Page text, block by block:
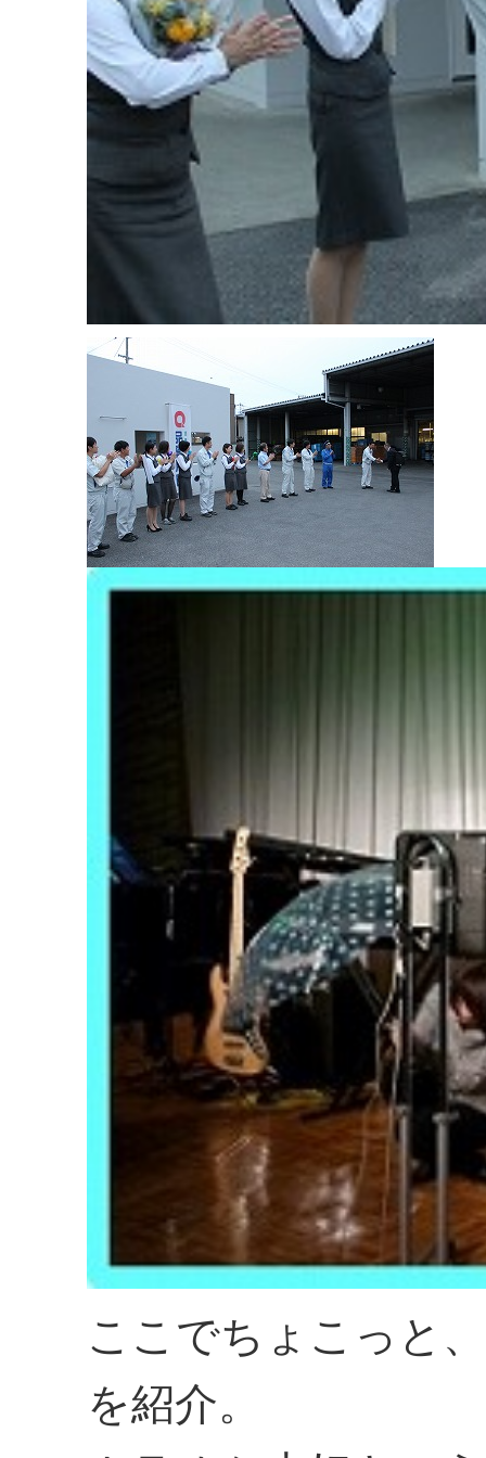
ここでちょこっと
を紹介。